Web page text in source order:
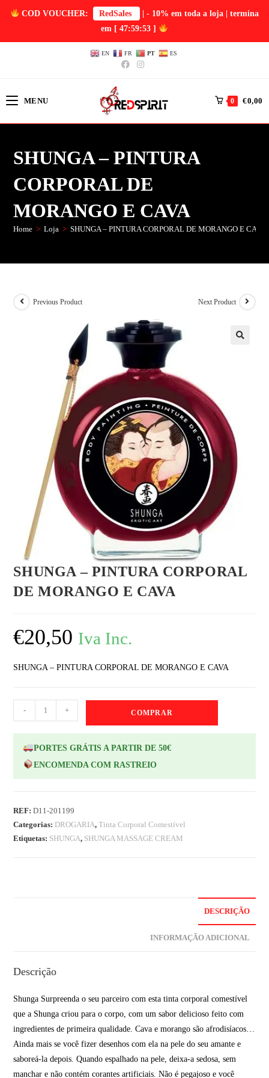
COD VOUCHER: RedSales
| - 10% em toda a loja | termina
em [ 47:59:53 ]
EN FR PT ES
MENU 0 €0,00
SHUNGA – PINTURA
CORPORAL DE
MORANGO E CAVA
Home > Loja > SHUNGA – PINTURA CORPORAL DE MORANGO E CAVA
Previous Product Next Product
SHUNGA – PINTURA CORPORAL
DE MORANGO E CAVA
€20,50 Iva Inc.
SHUNGA – PINTURA CORPORAL DE MORANGO E CAVA
- + COMPRAR
PORTES GRÁTIS A PARTIR DE 50€
ENCOMENDA COM RASTREIO
REF:D11-201199
Categorias: DROGARIA,Tinta Corporal Comestível
Etiquetas: SHUNGA, SHUNGA MASSAGE CREAM
DESCRIÇÃO
INFORMAÇÃO ADICIONAL
Descrição
Shunga Surpreenda o seu parceiro com esta tinta corporal comestível
que a Shunga criou para o corpo, com um sabor delicioso feito com
ingredientes de primeira qualidade. Cava e morango são afrodisíacos…
Ainda mais se você fizer desenhos com ela na pele do seu amante e
saboreá-la depois. Quando espalhado na pele, deixa-a sedosa, sem
manchar e não contém corantes artificiais. Não é pegajoso e você